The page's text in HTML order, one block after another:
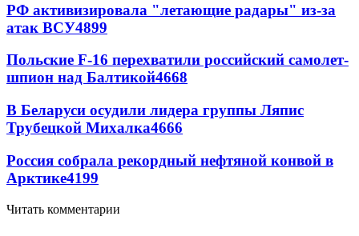
РФ активизировала "летающие радары" из-за
атак ВСУ4899
Польские F-16 перехватили российский самолет-
шпион над Балтикой4668
В Беларуси осудили лидера группы Ляпис
Трубецкой Михалка4666
Россия собрала рекордный нефтяной конвой в
Арктике4199
Читать комментарии